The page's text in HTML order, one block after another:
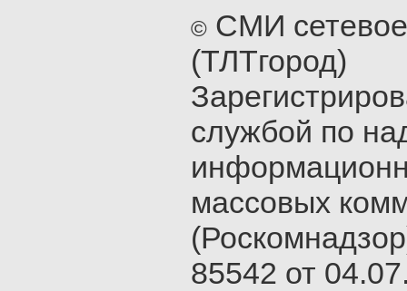
© СМИ
(ТЛТгород)
службой по
массовых
85542 от